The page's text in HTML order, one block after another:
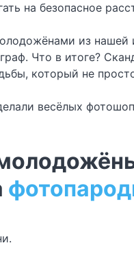
на безопасное
из нашей
Что в итоге?
который не
весёлых